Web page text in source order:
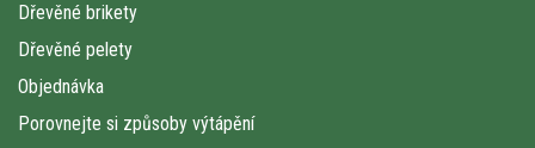
Dřevěné brikety
Dřevěné pelety
Objednávka
Porovnejte si způsoby výtápění